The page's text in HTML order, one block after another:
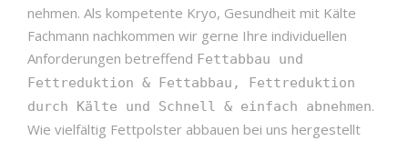
nehmen. Als kompetente Kryo, Gesundheit mit Kälte
Fachmann nachkommen wir gerne Ihre individuellen
Anforderungen betreffend Fettabbau und
Fettreduktion & Fettabbau, Fettreduktion
durch Kälte und Schnell & einfach abnehmen.
Wie vielfältig Fettpolster abbauen bei uns hergestellt